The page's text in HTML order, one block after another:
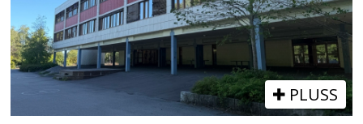
PLUSS